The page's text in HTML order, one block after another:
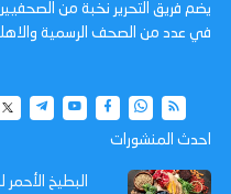
يضم فريق التحرير نخبة من
في عدد من الصحف الرسمية
احدث المنشورات
البطيخ